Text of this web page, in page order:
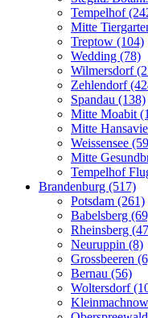
Tempelhof
Mitte
Treptow (104)
Wedding (78)
Wilmersdorf
Zehlendorf
Spandau (138)
Mitte Moabit
Mitte
Weissensee
Mitte
Tempelhof
Brandenburg (517)
Potsdam (261)
Babelsberg
Rheinsberg
Neuruppin (8)
Grossbeeren
Bernau (56)
Woltersdorf